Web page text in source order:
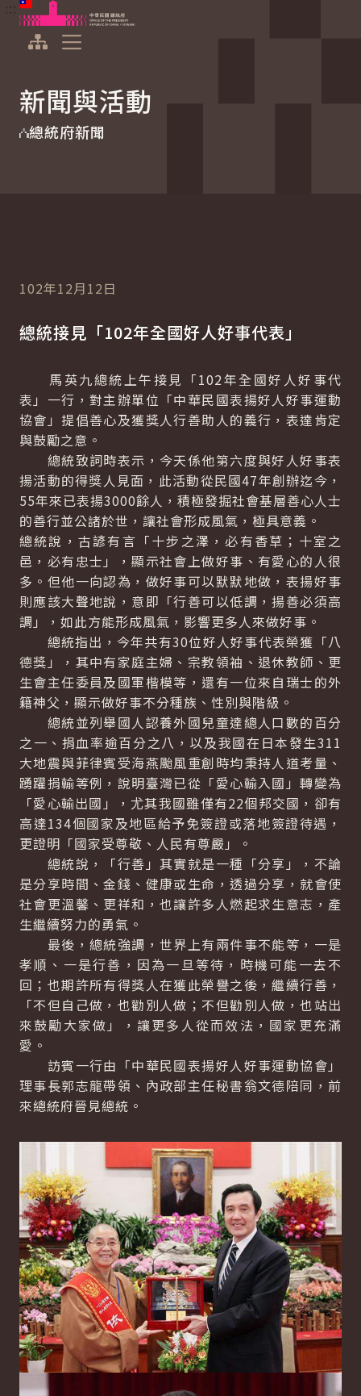
跳到主要內容
中華民國總統府
新聞與活動
總統府新聞
102年12月12日
總統接見「102年全國好人好事代表」
馬英九總統上午接見「102年全國好人好事代
表」一行，對主辦單位「中華民國表揚好人好事運動
協會」提倡善心及獲獎人行善助人的義行，表達肯定
與鼓勵之意。
總統致詞時表示，今天係他第六度與好人好事表
揚活動的得獎人見面，此活動從民國47年創辦迄今，
55年來已表揚3000餘人，積極發掘社會基層善心人士
的善行並公諸於世，讓社會形成風氣，極具意義。
總統說，古諺有言「十步之澤，必有香草；十室之
邑，必有忠士」，顯示社會上做好事、有愛心的人很
多。但他一向認為，做好事可以默默地做，表揚好事
則應該大聲地說，意即「行善可以低調，揚善必須高
調」，如此方能形成風氣，影響更多人來做好事。
總統指出，今年共有30位好人好事代表榮獲「八
德獎」，其中有家庭主婦、宗教領袖、退休教師、更
生會主任委員及國軍楷模等，還有一位來自瑞士的外
籍神父，顯示做好事不分種族、性別與階級。
總統並列舉國人認養外國兒童達總人口數的百分
之一、捐血率逾百分之八，以及我國在日本發生311
大地震與菲律賓受海燕颱風重創時均秉持人道考量、
踴躍捐輸等例，說明臺灣已從「愛心輸入國」轉變為
「愛心輸出國」，尤其我國雖僅有22個邦交國，卻有
高達134個國家及地區給予免簽證或落地簽證待遇，
更證明「國家受尊敬、人民有尊嚴」。
總統說，「行善」其實就是一種「分享」，不論
是分享時間、金錢、健康或生命，透過分享，就會使
社會更溫馨、更祥和，也讓許多人燃起求生意志，產
生繼續努力的勇氣。
最後，總統強調，世界上有兩件事不能等，一是
孝順、一是行善，因為一旦等待，時機可能一去不
回；也期許所有得獎人在獲此榮譽之後，繼續行善，
「不但自己做，也勸別人做；不但勸別人做，也站出
來鼓勵大家做」，讓更多人從而效法，國家更充滿
愛。
訪賓一行由「中華民國表揚好人好事運動協會」
理事長郭志龍帶領、內政部主任秘書翁文德陪同，前
來總統府晉見總統。